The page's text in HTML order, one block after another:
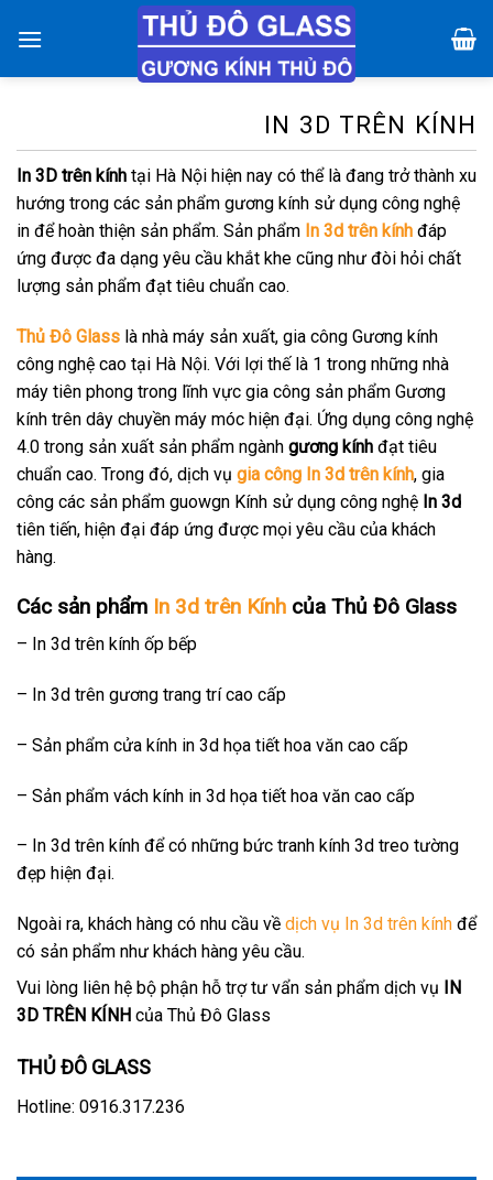
đến
IN 3D TRÊN KÍNH
In 3D trên kính tại Hà Nội hiện nay có thể là đang trở thành xu
hướng trong các sản phẩm gương kính sử dụng công nghệ
in để hoàn thiện sản phẩm. Sản phẩm In 3d trên kính đáp
ứng được đa dạng yêu cầu khắt khe cũng như đòi hỏi chất
lượng sản phẩm đạt tiêu chuẩn cao.
Thủ Đô Glass là nhà máy sản xuất, gia công Gương kính
công nghệ cao tại Hà Nội. Với lợi thế là 1 trong những nhà
máy tiên phong trong lĩnh vực gia công sản phẩm Gương
kính trên dây chuyền máy móc hiện đại. Ứng dụng công nghệ
4.0 trong sản xuất sản phẩm ngành gương kính đạt tiêu
chuẩn cao. Trong đó, dịch vụ gia công In 3d trên kính, gia
công các sản phẩm guowgn Kính sử dụng công nghệ In 3d
tiên tiến, hiện đại đáp ứng được mọi yêu cầu của khách
hàng.
Các sản phẩm In 3d trên Kính của Thủ Đô Glass
– In 3d trên kính ốp bếp
– In 3d trên gương trang trí cao cấp
– Sản phẩm cửa kính in 3d họa tiết hoa văn cao cấp
– Sản phẩm vách kính in 3d họa tiết hoa văn cao cấp
– In 3d trên kính để có những bức tranh kính 3d treo tường
đẹp hiện đại.
Ngoài ra, khách hàng có nhu cầu về dịch vụ In 3d trên kính để
có sản phẩm như khách hàng yêu cầu.
Vui lòng liên hệ bộ phận hỗ trợ tư vẩn sản phẩm dịch vụ
IN
3D TRÊN KÍNH của Thủ Đô Glass
THỦ ĐÔ GLASS
Hotline: 0916.317.236